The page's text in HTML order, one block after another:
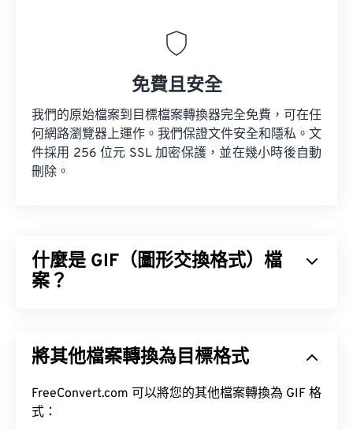
免費且安全
我們的原始檔案到目標檔案轉換器完全免費，可在任
何網路瀏覽器上運作。我們保證文件安全和隱私。文
件採用 256 位元 SSL 加密保護，並在幾小時後自動
刪除。
什麼是 GIF（圖形交換格式）檔
案？
GIF 使用無損壓縮 (無損音頻)，並且支援無音訊動
GIF 最常見的用途是以動畫形式出現在廣告、社群媒
體上的情緒回覆和表情符號中，這些內容經常在網路
將其他檔案轉換為目標格式
FreeConvert.com 可以將您的其他檔案轉換為 GIF 格
式：